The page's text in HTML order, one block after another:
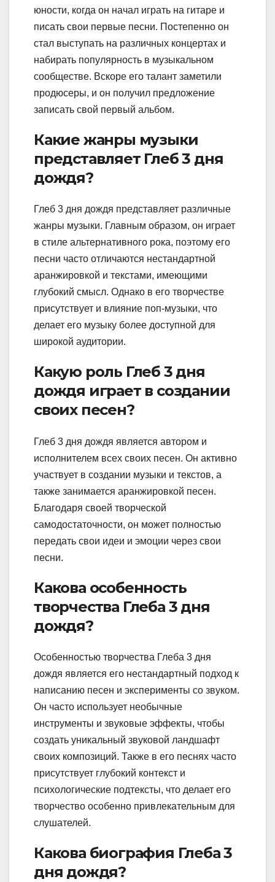
юности, когда он начал играть на гитаре и
писать свои первые песни. Постепенно он
стал выступать на различных концертах и
набирать популярность в музыкальном
сообществе. Вскоре его талант заметили
продюсеры, и он получил предложение
записать свой первый альбом.
Какие жанры музыки
представляет Глеб 3 дня
дождя?
Глеб 3 дня дождя представляет различные
жанры музыки. Главным образом, он играет
в стиле альтернативного рока, поэтому его
песни часто отличаются нестандартной
аранжировкой и текстами, имеющими
глубокий смысл. Однако в его творчестве
присутствует и влияние поп-музыки, что
делает его музыку более доступной для
широкой аудитории.
Какую роль Глеб 3 дня
дождя играет в создании
своих песен?
Глеб 3 дня дождя является автором и
исполнителем всех своих песен. Он активно
участвует в создании музыки и текстов, а
также занимается аранжировкой песен.
Благодаря своей творческой
самодостаточности, он может полностью
передать свои идеи и эмоции через свои
песни.
Какова особенность
творчества Глеба 3 дня
дождя?
Особенностью творчества Глеба 3 дня
дождя является его нестандартный подход к
написанию песен и эксперименты со звуком.
Он часто использует необычные
инструменты и звуковые эффекты, чтобы
создать уникальный звуковой ландшафт
своих композиций. Также в его песнях часто
присутствует глубокий контекст и
психологические подтексты, что делает его
творчество особенно привлекательным для
слушателей.
Какова биография Глеба 3
дня дождя?